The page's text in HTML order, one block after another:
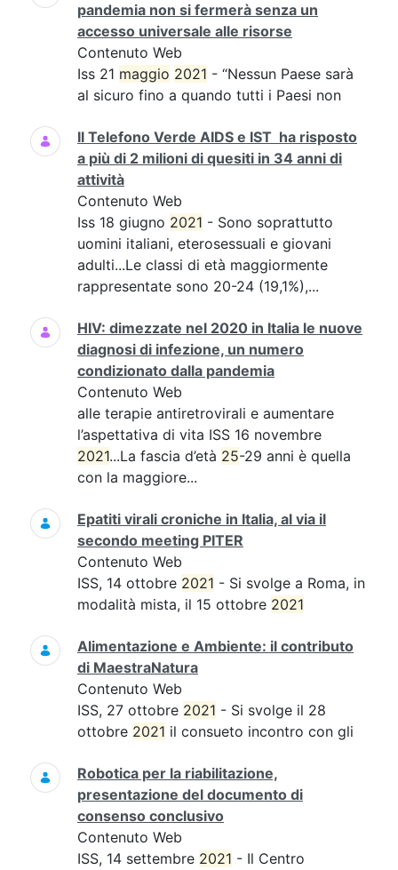
pandemia non si fermerà senza un
accesso universale alle risorse
Contenuto Web
Iss 21 maggio 2021 - “Nessun Paese sarà
al sicuro fino a quando tutti i Paesi non
Il Telefono Verde AIDS e IST ha risposto
a più di 2 milioni di quesiti in 34 anni di
attività
Contenuto Web
Iss 18 giugno 2021 - Sono soprattutto
uomini italiani, eterosessuali e giovani
adulti...Le classi di età maggiormente
rappresentate sono 20-24 (19,1%),...
HIV: dimezzate nel 2020 in Italia le nuove
diagnosi di infezione, un numero
condizionato dalla pandemia
Contenuto Web
alle terapie antiretrovirali e aumentare
l’aspettativa di vita ISS 16 novembre
2021...La fascia d’età 25-29 anni è quella
con la maggiore...
Epatiti virali croniche in Italia, al via il
secondo meeting PITER
Contenuto Web
ISS, 14 ottobre 2021 - Si svolge a Roma, in
modalità mista, il 15 ottobre 2021
Alimentazione e Ambiente: il contributo
di MaestraNatura
Contenuto Web
ISS, 27 ottobre 2021 - Si svolge il 28
ottobre 2021 il consueto incontro con gli
Robotica per la riabilitazione,
presentazione del documento di
consenso conclusivo
Contenuto Web
ISS, 14 settembre 2021 - Il Centro